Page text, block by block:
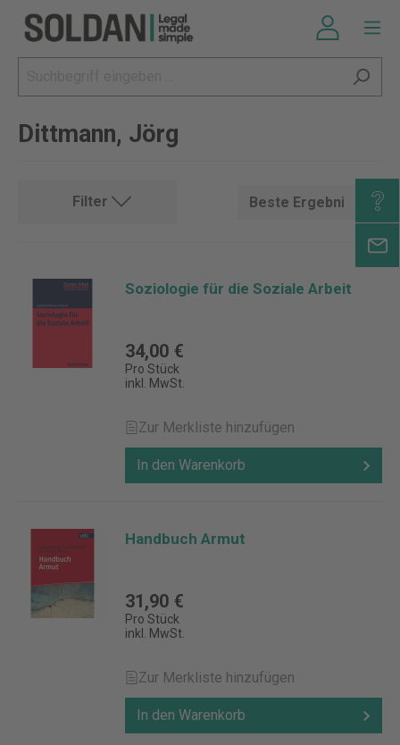
Dittmann, Jörg
Filter
Soziologie für die Soziale Arbeit
34,00 €
Pro Stück
inkl. MwSt.
Zur Merkliste hinzufügen
In den Warenkorb
Handbuch Armut
31,90 €
Pro Stück
inkl. MwSt.
Zur Merkliste hinzufügen
In den Warenkorb